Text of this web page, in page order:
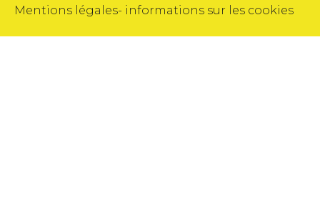
Mentions légales- informations sur les cookies